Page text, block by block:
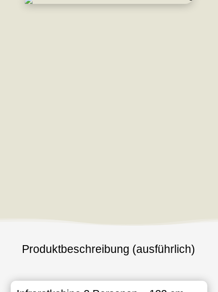
Produktbeschreibung (ausführlich)